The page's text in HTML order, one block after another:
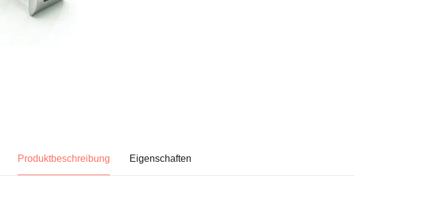
Produktbeschreibung Eigenschaften